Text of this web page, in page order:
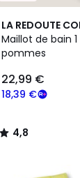
LA REDOUTE
Maillot de bain
pommes
18,39 €
22,99 €
4,8
/ 5
4,8
/